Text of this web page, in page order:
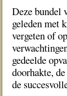
Deze bundel
geleden met
vergeten of
gedeelde
doorhakte,
de